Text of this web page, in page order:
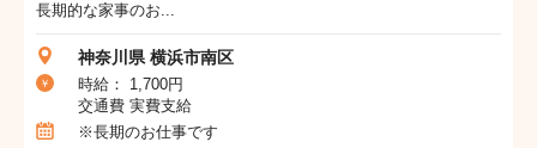
長期的な家事のお...
神奈川県 横浜市南区
時給： 1,700円
交通費 実費支給
※長期のお仕事です